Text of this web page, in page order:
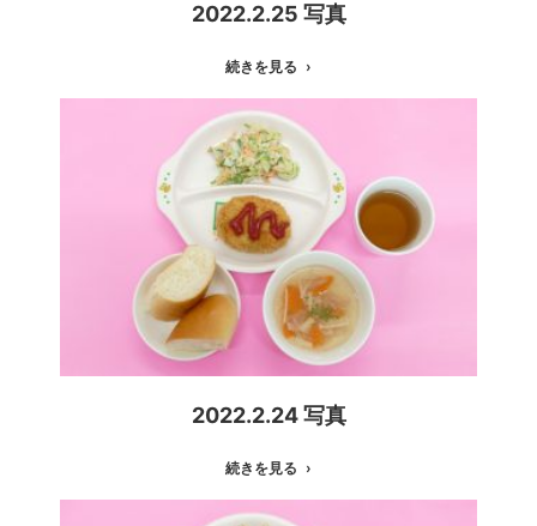
2022.2.25 写真
続きを見る
2022.2.24 写真
続きを見る